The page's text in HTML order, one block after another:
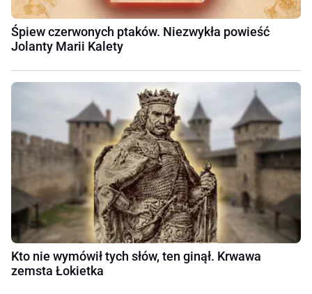
Śpiew czerwonych ptaków. Niezwykła powieść
Jolanty Marii Kalety
Kto nie wymówił tych słów, ten ginął. Krwawa
zemsta Łokietka